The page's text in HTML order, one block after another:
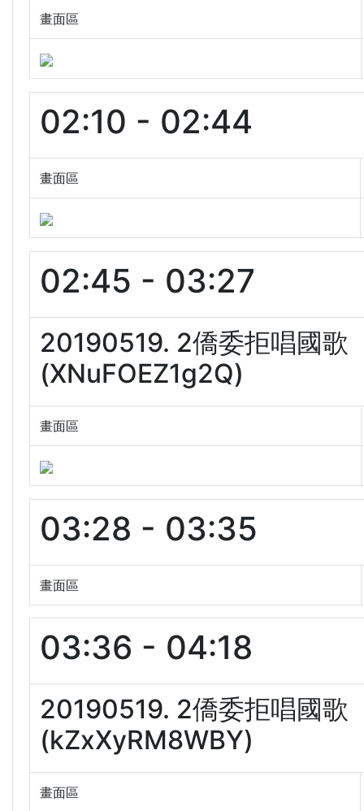
畫面區
02:10 - 02:44
畫面區
02:45 - 03:27
20190519. 2僑委拒唱國
(XNuFOEZ1g2Q)
畫面區
03:28 - 03:35
畫面區
03:36 - 04:18
20190519. 2僑委拒唱國
(kZxXyRM8WBY)
畫面區